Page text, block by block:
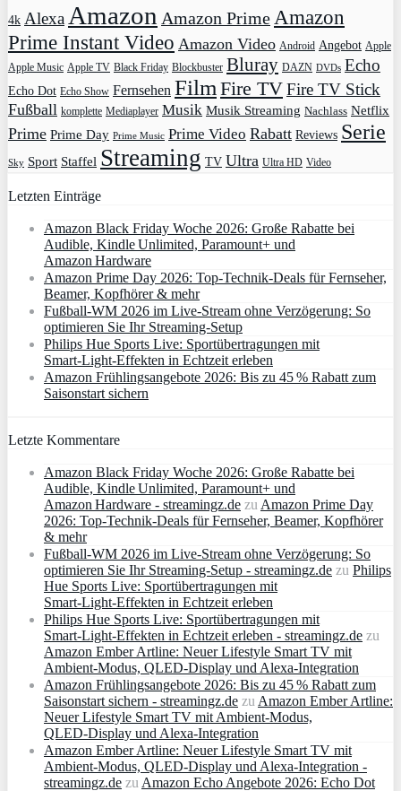
4k AlexaAmazon Amazon PrimeAmazon
Prime Instant Video Amazon Video Android Angebot Apple
Apple Music Apple TV Black Friday Blockbuster Bluray DAZN DVDs Echo
Echo Dot Echo Show Fernsehen FilmFire TVFire TV Stick
Fußball komplette Mediaplayer Musik Musik Streaming Nachlass Netflix
Prime Prime Day Prime Music Prime Video Rabatt Reviews Serie
Sky Sport Staffel Streaming TV Ultra Ultra HD Video
Letzten Einträge
Amazon Black Friday Woche 2026: Große Rabatte bei
Audible, Kindle Unlimited, Paramount+ und
Amazon Hardware
Amazon Prime Day 2026: Top-Technik-Deals für Fernseher,
Beamer, Kopfhörer & mehr
Fußball-WM 2026 im Live-Stream ohne Verzögerung: So
optimieren Sie Ihr Streaming-Setup
Philips Hue Sports Live: Sportübertragungen mit
Smart‑Light‑Effekten in Echtzeit erleben
Amazon Frühlingsangebote 2026: Bis zu 45 % Rabatt zum
Saisonstart sichern
Letzte Kommentare
Amazon Black Friday Woche 2026: Große Rabatte bei
Audible, Kindle Unlimited, Paramount+ und
Amazon Hardware - streamingz.de zuAmazon Prime Day
2026: Top-Technik-Deals für Fernseher, Beamer, Kopfhörer
& mehr
Fußball-WM 2026 im Live-Stream ohne Verzögerung: So
optimieren Sie Ihr Streaming-Setup - streamingz.de zu Philips
Hue Sports Live: Sportübertragungen mit
Smart‑Light‑Effekten in Echtzeit erleben
Philips Hue Sports Live: Sportübertragungen mit
Smart‑Light‑Effekten in Echtzeit erleben - streamingz.de zu
Amazon Ember Artline: Neuer Lifestyle Smart TV mit
Ambient‑Modus, QLED‑Display und Alexa‑Integration
Amazon Frühlingsangebote 2026: Bis zu 45 % Rabatt zum
Saisonstart sichern - streamingz.de zuAmazon Ember Artline:
Neuer Lifestyle Smart TV mit Ambient‑Modus,
QLED‑Display und Alexa‑Integration
Amazon Ember Artline: Neuer Lifestyle Smart TV mit
Ambient‑Modus, QLED‑Display und Alexa‑Integration -
streamingz.de zuAmazon Echo Angebote 2026: Echo Dot